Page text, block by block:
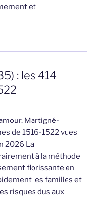
et
: les 414
Martigné-
de 1516-1522 vues
2026 La
à la méthode
florissante en
les familles et
risques dus aux